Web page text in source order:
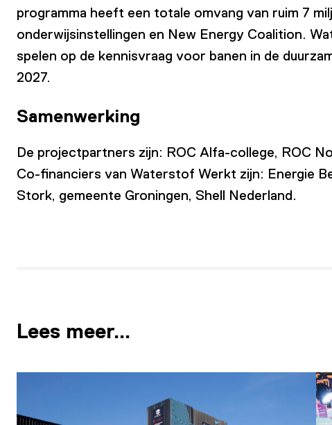
programma heeft een totale omvang van ruim 7
onderwijsinstellingen en New Energy Coalition.
spelen op de kennisvraag voor banen in de
2027.
Samenwerking
De projectpartners zijn: ROC Alfa-college, ROC
Co-financiers van Waterstof Werkt zijn: Energie
Stork, gemeente Groningen, Shell Nederland.
Lees meer…